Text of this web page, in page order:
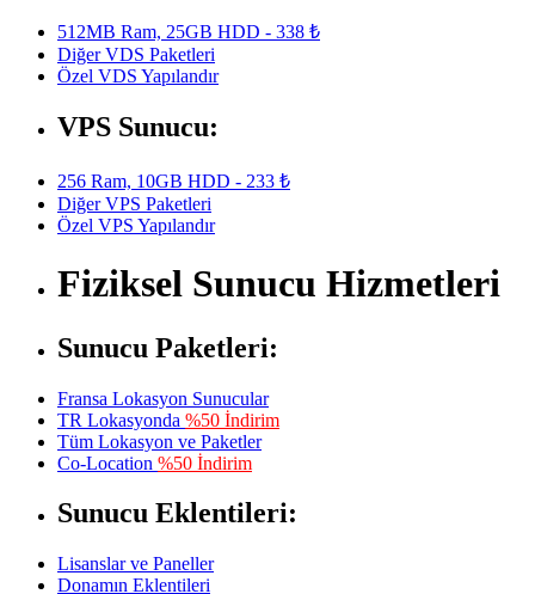
512MB Ram, 25GB HDD - 338 ₺
Diğer VDS Paketleri
Özel VDS Yapılandır
VPS Sunucu:
256 Ram, 10GB HDD - 233 ₺
Diğer VPS Paketleri
Özel VPS Yapılandır
Fiziksel Sunucu Hizmetleri
Sunucu Paketleri:
Fransa Lokasyon Sunucular
TR Lokasyonda %50 İndirim
Tüm Lokasyon ve Paketler
Co-Location %50 İndirim
Sunucu Eklentileri:
Lisanslar ve Paneller
Donamın Eklentileri